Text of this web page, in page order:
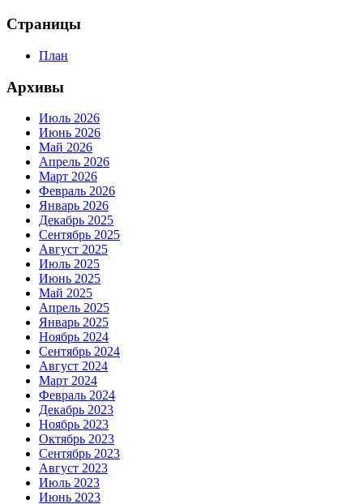
Страницы
План
Архивы
Июль 2026
Июнь 2026
Май 2026
Апрель 2026
Март 2026
Февраль 2026
Январь 2026
Декабрь 2025
Сентябрь 2025
Август 2025
Июль 2025
Июнь 2025
Май 2025
Апрель 2025
Январь 2025
Ноябрь 2024
Сентябрь 2024
Август 2024
Март 2024
Февраль 2024
Декабрь 2023
Ноябрь 2023
Октябрь 2023
Сентябрь 2023
Август 2023
Июль 2023
Июнь 2023